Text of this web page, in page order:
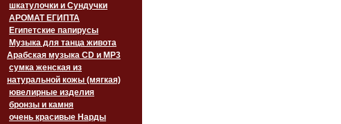
шкатулочки и Сундучки
АРОМАТ ЕГИПТА
Египетские папирусы
Музыка для танца живота
Арабская музыка CD и MP3
сумка женская из
натуральной кожы (мягкая)
ювелирные изделия
бронзы и камня
очень красивые Нарды